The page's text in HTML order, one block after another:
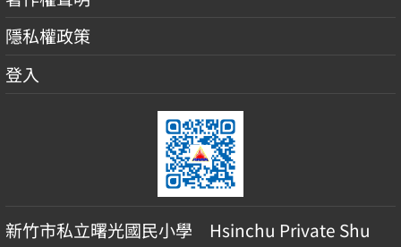
隱私權政策
登入
新竹市私立曙光國民小學 Hsinchu Private Shu